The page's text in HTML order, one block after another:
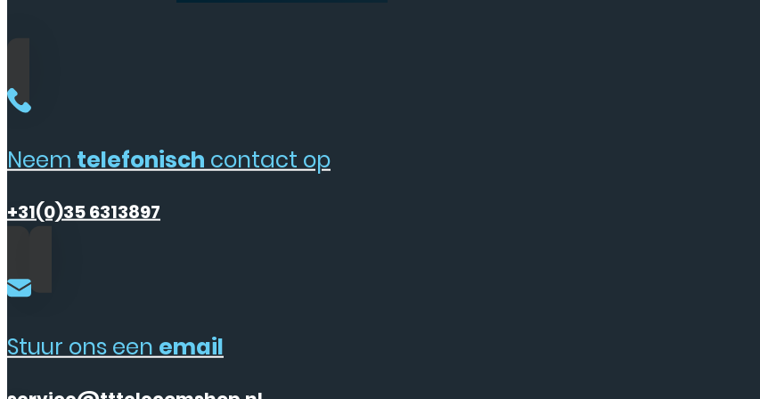
Neem telefonisch contact op
+31(0)35 6313897
Stuur ons een email